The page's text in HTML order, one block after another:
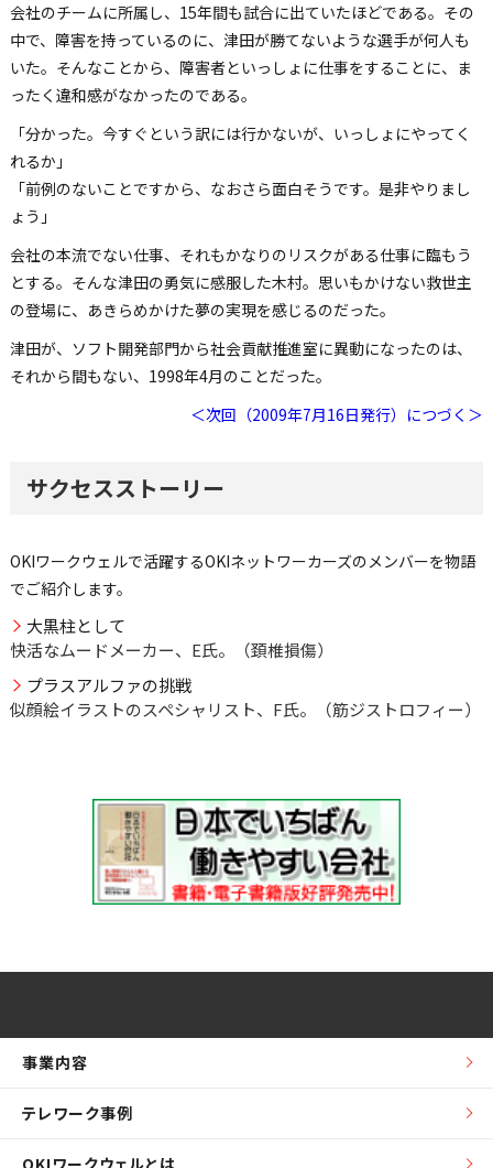
会社のチームに所属し、15年間も試合に出ていたほどである。その
中で、障害を持っているのに、津田が勝てないような選手が何人も
いた。そんなことから、障害者といっしょに仕事をすることに、ま
ったく違和感がなかったのである。
「分かった。今すぐという訳には行かないが、いっしょにやってく
れるか」
「前例のないことですから、なおさら面白そうです。是非やりまし
ょう」
会社の本流でない仕事、それもかなりのリスクがある仕事に臨もう
とする。そんな津田の勇気に感服した木村。思いもかけない救世主
の登場に、あきらめかけた夢の実現を感じるのだった。
津田が、ソフト開発部門から社会貢献推進室に異動になったのは、
それから間もない、1998年4月のことだった。
＜次回（2009年7月16日発行）につづく＞
サクセスストーリー
OKIワークウェルで活躍するOKIネットワーカーズのメンバーを物語
でご紹介します。
大黒柱として
快活なムードメーカー、E氏。（頚椎損傷）
プラスアルファの挑戦
似顔絵イラストのスペシャリスト、F氏。（筋ジストロフィー）
事業内容
テレワーク事例
OKIワークウェルとは